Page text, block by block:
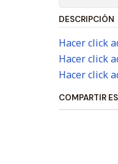
DESCRIPCIÓN
Hacer click
Hacer click
Hacer click
COMPARTIR